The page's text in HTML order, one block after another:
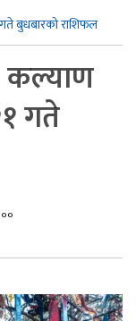
बुधबारको राशिफल
कल्याण
गते